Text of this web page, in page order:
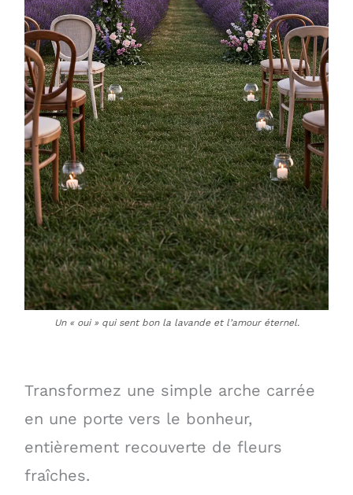
Un « oui » qui sent bon la lavande et l’amour éternel.
Transformez une simple arche carrée
en une porte vers le bonheur,
entièrement recouverte de fleurs
fraîches.